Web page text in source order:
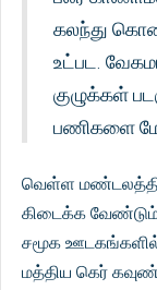
கலந்து
உட்பட.
குழுக்கள்
பணிகளை
வெள்ள
கிடைக்க வேண்டும்
சமூக
மத்திய கெர்